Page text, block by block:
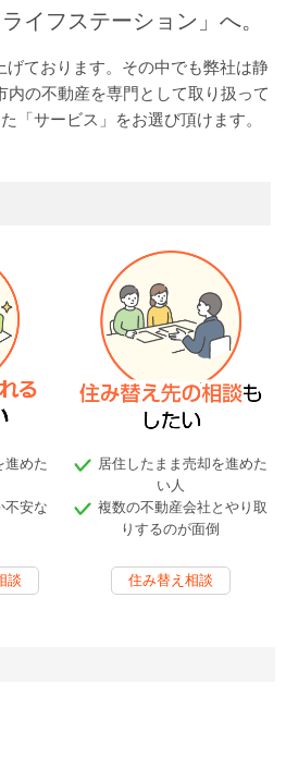
イフステーション」へ。
ております。その中でも弊社は静
の不動産を専門として取り扱って
「サービス」をお選び頂けます。
進めた
不安な
居住したまま売却を進めた
い人
複数の不動産会社とやり取
りするのが面倒
談 住み替え相談